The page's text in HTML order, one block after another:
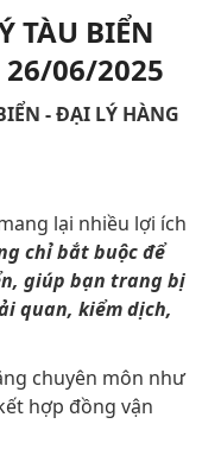
TÀU BIỂN
26/06/2025
- ĐẠI LÝ HÀNG
lại nhiều lợi ích
chỉ bắt buộc để
giúp bạn trang bị
quan, kiểm dịch,
chuyên môn như
hợp đồng vận